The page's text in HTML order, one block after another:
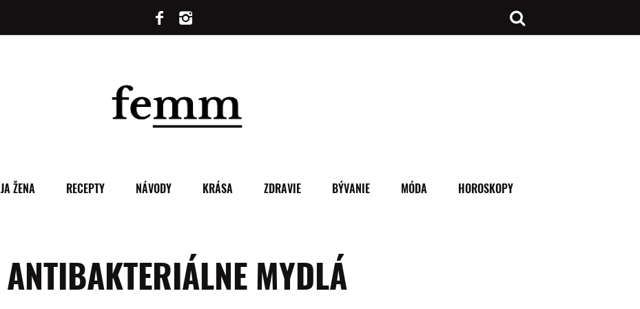
JA ŽENA RECEPTY NÁVODY KRÁSA ZDRAVIE BÝVANIE MÓDA HOROSKOPY
ANTIBAKTERIÁLNE MYDLÁ